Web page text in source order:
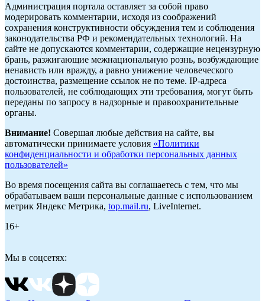
Администрация портала оставляет за собой право
модерировать комментарии, исходя из соображений
сохранения конструктивности обсуждения тем и соблюдения
законодательства РФ и рекомендательных технологий. На
сайте не допускаются комментарии, содержащие нецензурную
брань, разжигающие межнациональную рознь, возбуждающие
ненависть или вражду, а равно унижение человеческого
достоинства, размещение ссылок не по теме. IP-адреса
пользователей, не соблюдающих эти требования, могут быть
переданы по запросу в надзорные и правоохранительные
органы.
Внимание! Совершая любые действия на сайте, вы
автоматически принимаете условия «Политики
конфиденциальности и обработки персональных данных
пользователей»
Во время посещения сайта вы соглашаетесь с тем, что мы
обрабатываем ваши персональные данные с использованием
метрик Яндекс Метрика, top.mail.ru, LiveInternet.
16+
Мы в соцсетях: